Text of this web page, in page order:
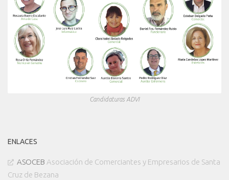
Candidaturas ADVI
ENLACES
ASOCEB Asociación de Comerciantes y Empresarios de Santa
Cruz de Bezana